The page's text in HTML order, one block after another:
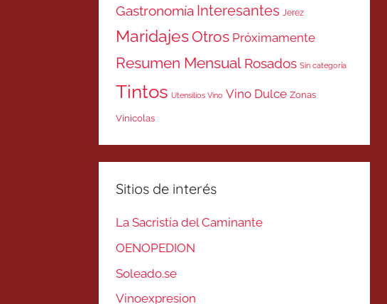
Gastronomía Interesantes Jerez
MaridajesOtros Próximamente
Resumen Mensual Rosados Sin categoría
Tintos Utensilios Vino Vino Dulce Zonas
Vinicolas
Sitios de interés
La Sacristía del Caminante
OENOPEDION
Soleado.se
Vinoexpresion